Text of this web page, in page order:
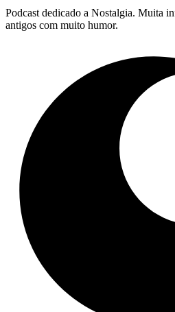
Podcast dedicado a Nostalgia. Muita
antigos com muito humor.